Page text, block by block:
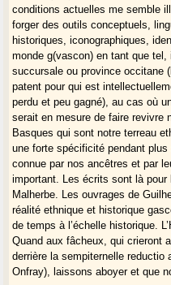
conditions actuelles me semble
forger des outils conceptuels,
historiques, iconographiques,
monde g(vascon) en tant que
succursale ou province occitane
patent pour qui est
perdu et peu gagné), au cas où
serait en mesure de faire revivre
Basques qui sont notre terreau
une forte spécificité pendant
connue par nos ancêtres et par
important. Les écrits sont là pour
Malherbe. Les ouvrages de
réalité ethnique et historique
de temps à l’échelle historique.
Quand aux fâcheux, qui crieront
derrière la sempiternelle reductio
Onfray), laissons aboyer et que